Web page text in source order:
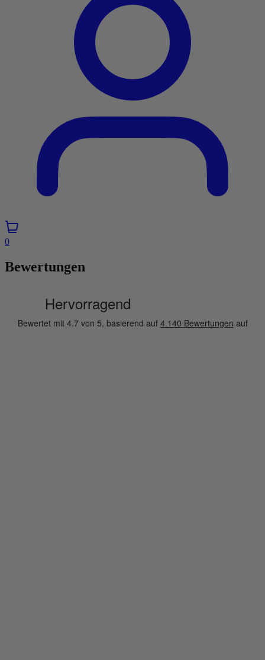
0
Bewertungen